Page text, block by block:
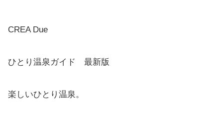
CREA Due
ひとり温泉ガイド 最新版
楽しいひとり温泉。